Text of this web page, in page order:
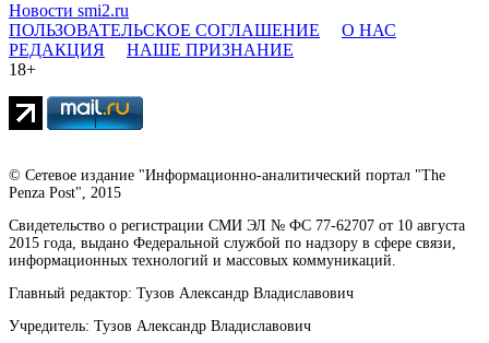
Новости smi2.ru
ПОЛЬЗОВАТЕЛЬСКОЕ СОГЛАШЕНИЕ
О НАС
РЕДАКЦИЯ
НАШЕ ПРИЗНАНИЕ
18+
© Сетевое издание "Информационно-аналитический портал "The
Penza Post", 2015
Свидетельство о регистрации СМИ ЭЛ № ФС 77-62707 от 10 августа
2015 года, выдано Федеральной службой по надзору в сфере связи,
информационных технологий и массовых коммуникаций.
Главный редактор: Тузов Александр Владиславович
Учредитель: Тузов Александр Владиславович